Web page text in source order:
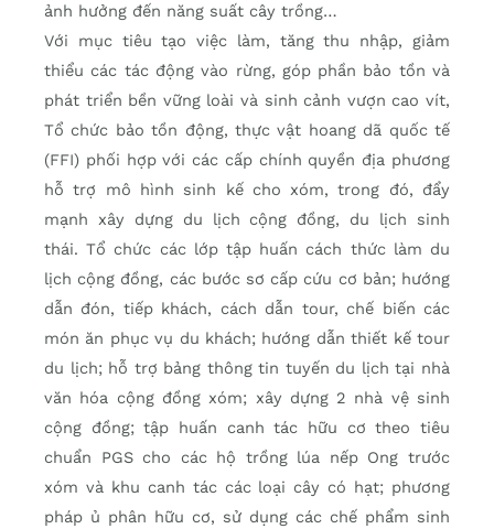
ảnh hưởng đến năng suất cây trồng…
Với mục tiêu tạo việc làm, tăng thu nhập, giảm
thiểu các tác động vào rừng, góp phần bảo tồn và
phát triển bền vững loài và sinh cảnh vượn cao vít,
Tổ chức bảo tồn động, thực vật hoang dã quốc tế
(FFI) phối hợp với các cấp chính quyền địa phương
hỗ trợ mô hình sinh kế cho xóm, trong đó, đẩy
mạnh xây dựng du lịch cộng đồng, du lịch sinh
thái. Tổ chức các lớp tập huấn cách thức làm du
lịch cộng đồng, các bước sơ cấp cứu cơ bản; hướng
dẫn đón, tiếp khách, cách dẫn tour, chế biến các
món ăn phục vụ du khách; hướng dẫn thiết kế tour
du lịch; hỗ trợ bảng thông tin tuyến du lịch tại nhà
văn hóa cộng đồng xóm; xây dựng 2 nhà vệ sinh
cộng đồng; tập huấn canh tác hữu cơ theo tiêu
chuẩn PGS cho các hộ trồng lúa nếp Ong trước
xóm và khu canh tác các loại cây có hạt; phương
pháp ủ phân hữu cơ, sử dụng các chế phẩm sinh